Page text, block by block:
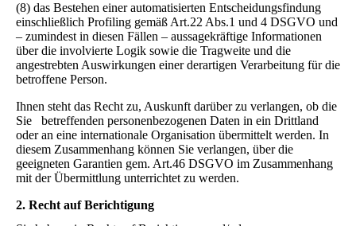
(8) das Bestehen einer automatisierten Entscheidungsfindung
einschließlich Profiling gemäß Art.22 Abs.1 und 4 DSGVO und
– zumindest in diesen Fällen – aussagekräftige Informationen
über die involvierte Logik sowie die Tragweite und die
angestrebten Auswirkungen einer derartigen Verarbeitung für die
betroffene Person.
Ihnen steht das Recht zu, Auskunft darüber zu verlangen, ob die
Sie betreffenden personenbezogenen Daten in ein Drittland
oder an eine internationale Organisation übermittelt werden. In
diesem Zusammenhang können Sie verlangen, über die
geeigneten Garantien gem. Art.46 DSGVO im Zusammenhang
mit der Übermittlung unterrichtet zu werden.
2. Recht auf Berichtigung